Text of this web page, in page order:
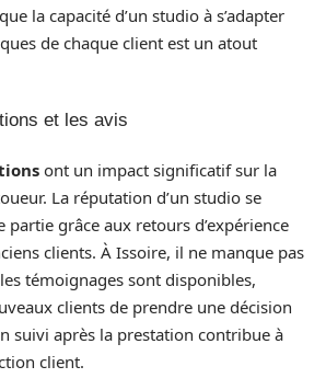
la capacité d’un studio à s’adapter
de chaque client est un atout
et les avis
ont un impact significatif sur la
La réputation d’un studio se
grâce aux retours d’expérience
clients. À Issoire, il ne manque pas
témoignages sont disponibles,
clients de prendre une décision
suivi après la prestation contribue à
client.